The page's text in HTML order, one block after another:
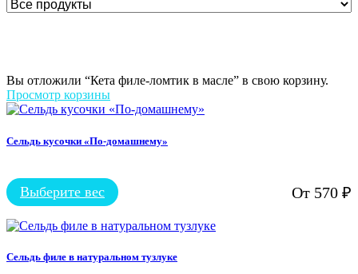
Вы отложили “Кета филе-ломтик в масле” в свою корзину.
Просмотр корзины
Сельдь кусочки «По-домашнему»
От 570 ₽
Выберите вес
Этот
имеет
вариаций.
Сельдь филе в натуральном тузлуке